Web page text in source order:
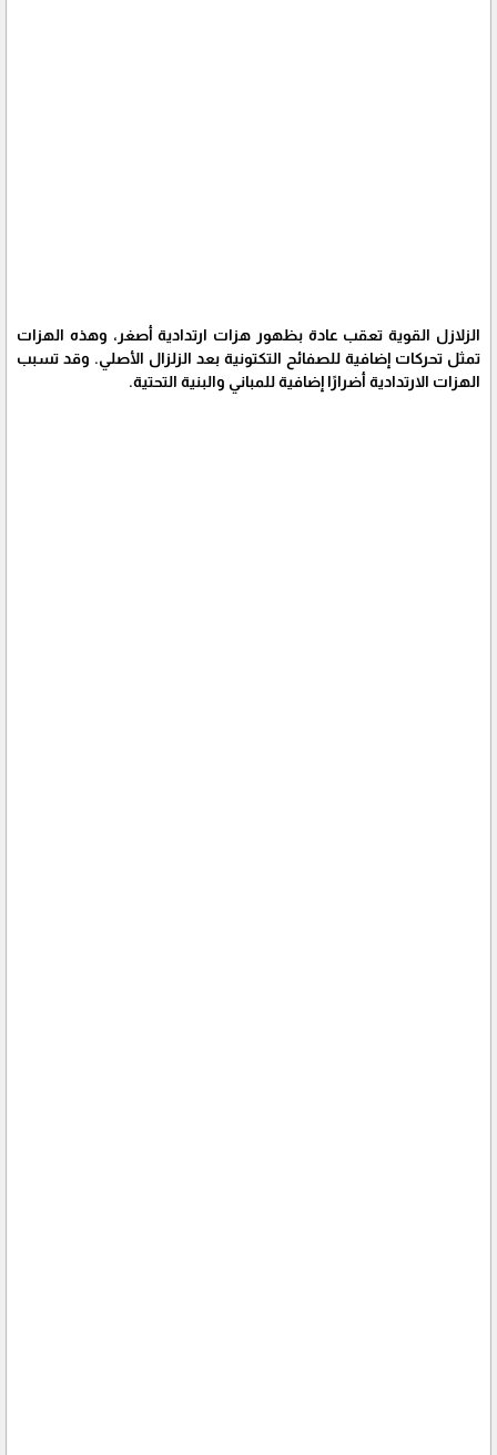
الزلازل القوية تعقب عادة بظهور هزات ارتدادية أصغر، وهذه الهزات
تمثل تحركات إضافية للصفائح التكتونية بعد الزلزال الأصلي. وقد تسبب
الهزات الارتدادية أضرارًا إضافية للمباني والبنية التحتية.